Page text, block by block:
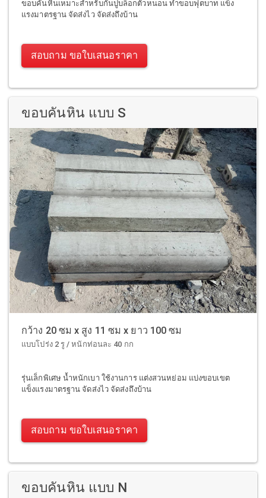
ขอบคันหินเหมาะสำหรับกั้นปูบล็อกตัวหนอน ทำขอบฟุตบาท แข็ง
แรงมาตรฐาน จัดส่งไว จัดส่งถึงบ้าน
สอบถาม ขอใบเสนอราคา
ขอบคันหิน แบบ S
กว้าง 20 ซม x สูง 11 ซม x ยาว 100 ซม
แบบโปร่ง 2 รู / หนักท่อนละ 40 กก
รุ่นเล็กพิเศษ น้ำหนักเบา ใช้งานการ แต่งสวนหย่อม แบ่งขอบเขต
แข็งแรงมาตรฐาน จัดส่งไว จัดส่งถึงบ้าน
สอบถาม ขอใบเสนอราคา
ขอบคันหิน แบบ N